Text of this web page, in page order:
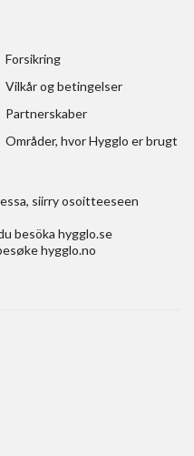
Forsikring
Vilkår og betingelser
Partnerskaber
Områder, hvor Hygglo er brugt
, siirry osoitteeseen
besöka hygglo.se
hygglo.no